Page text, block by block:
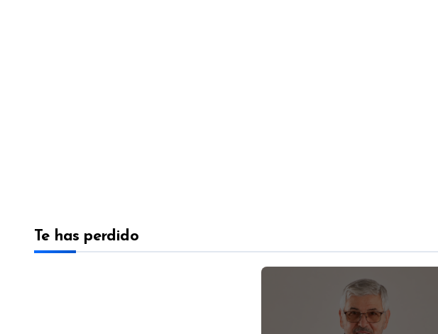
Te has perdido